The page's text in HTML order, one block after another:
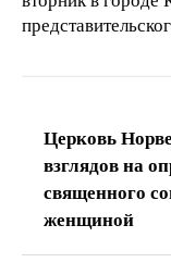
Церковь
взглядов на
священного
женщиной